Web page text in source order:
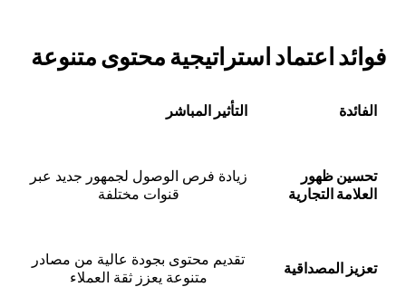
فوائد اعتماد استراتيجية محتوى متنوعة
الفائدة التأثير المباشر
تحسين ظهور
العلامة التجارية
زيادة فرص الوصول لجمهور جديد عبر
قنوات مختلفة
تعزيز المصداقية
تقديم محتوى بجودة عالية من مصادر
متنوعة يعزز ثقة العملاء